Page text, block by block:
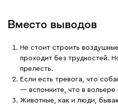
Вместо выводов
Не стоит строить
проходит без трудностей.
прелесть.
Если есть тревога, что
— вспомните, что в вольере
Животные, как и люди,